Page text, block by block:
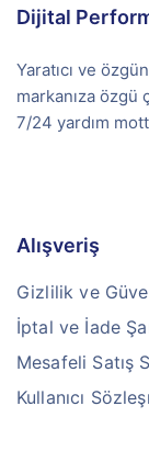
Dijital
Yaratıcı ve
markanıza
7/24 yardım
Alışveriş
Gizlilik ve
İptal ve İade
Mesafeli Satış
Kullanıcı